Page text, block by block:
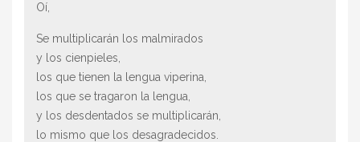
Oí,
Se multiplicarán los malmirados
y los cienpieles,
los que tienen la lengua viperina,
los que se tragaron la lengua,
y los desdentados se multiplicarán,
lo mismo que los desagradecidos.